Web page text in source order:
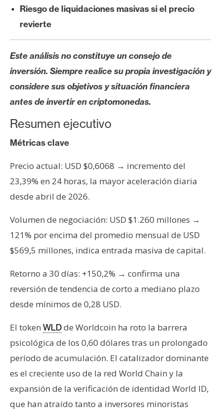
a
s
d
P
r
e
n
a
e
m
a
R
e
u
r
s
s
C
o
n
t
Riesgo de liquidaciones masivas si el precio
revierte
Este análisis no constituye un consejo de
inversión. Siempre realice su propia investigación y
considere sus objetivos y situación financiera
antes de invertir en criptomonedas.
Resumen ejecutivo
Métricas clave
Precio actual: USD $0,6068 → incremento del
23,39% en 24 horas, la mayor aceleración diaria
desde abril de 2026.
Volumen de negociación: USD $1.260 millones →
121% por encima del promedio mensual de USD
$569,5 millones, indica entrada masiva de capital.
Retorno a 30 días: +150,2% → confirma una
reversión de tendencia de corto a mediano plazo
desde mínimos de 0,28 USD.
El token WLDde Worldcoin ha roto la barrera
psicológica de los 0,60 dólares tras un prolongado
período de acumulación. El catalizador dominante
es el creciente uso de la red World Chain y la
expansión de la verificación de identidad World ID,
que han atraído tanto a inversores minoristas